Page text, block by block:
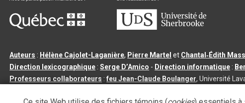
Auteurs : Hélène Cajolet-Laganière, Pierre Martel et Chantal‑Édith
Direction lexicographique :Serge D’Amico - Direction informatique :
Professeurs collaborateurs :feu Jean-Claude Boulanger, Université